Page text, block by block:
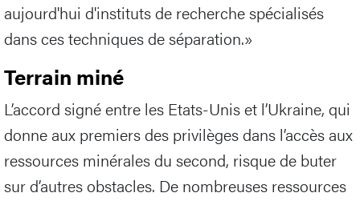
aujourd'hui d'instituts de recherche spécialisés
dans ces techniques de séparation.»
Terrain miné
L’accord signé entre les Etats-Unis et l’Ukraine, qui
donne aux premiers des privilèges dans l’accès aux
ressources minérales du second, risque de buter
sur d’autres obstacles. De nombreuses ressources